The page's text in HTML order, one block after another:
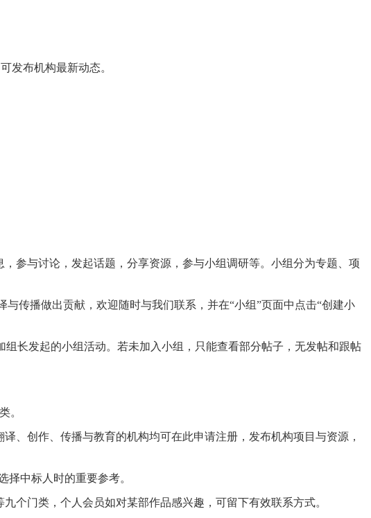
发布机构最新动态。
参与讨论，发起话题，分享资源，参与小组调研等。小组分为专题、项
传播做出贡献，欢迎随时与我们联系，并在“小组”页面中点击“创建小
长发起的小组活动。若未加入小组，只能查看部分帖子，无发帖和跟帖
。
、创作、传播与教育的机构均可在此申请注册，发布机构项目与资源，
中标人时的重要参考。
个门类，个人会员如对某部作品感兴趣，可留下有效联系方式。